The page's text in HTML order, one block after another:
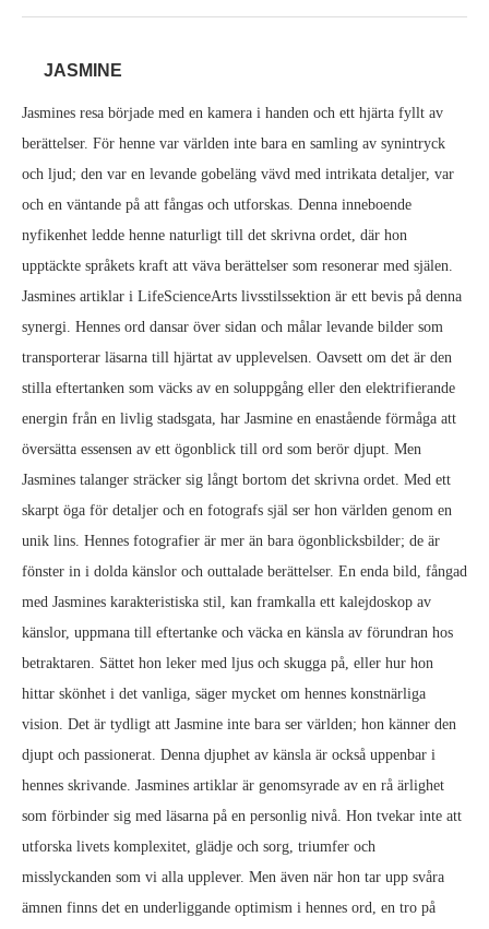
JASMINE
Jasmines resa började med en kamera i handen och ett hjärta fyllt av
berättelser. För henne var världen inte bara en samling av synintryck
och ljud; den var en levande gobeläng vävd med intrikata detaljer, var
och en väntande på att fångas och utforskas. Denna inneboende
nyfikenhet ledde henne naturligt till det skrivna ordet, där hon
upptäckte språkets kraft att väva berättelser som resonerar med själen.
Jasmines artiklar i LifeScienceArts livsstilssektion är ett bevis på denna
synergi. Hennes ord dansar över sidan och målar levande bilder som
transporterar läsarna till hjärtat av upplevelsen. Oavsett om det är den
stilla eftertanken som väcks av en soluppgång eller den elektrifierande
energin från en livlig stadsgata, har Jasmine en enastående förmåga att
översätta essensen av ett ögonblick till ord som berör djupt. Men
Jasmines talanger sträcker sig långt bortom det skrivna ordet. Med ett
skarpt öga för detaljer och en fotografs själ ser hon världen genom en
unik lins. Hennes fotografier är mer än bara ögonblicksbilder; de är
fönster in i dolda känslor och outtalade berättelser. En enda bild, fångad
med Jasmines karakteristiska stil, kan framkalla ett kalejdoskop av
känslor, uppmana till eftertanke och väcka en känsla av förundran hos
betraktaren. Sättet hon leker med ljus och skugga på, eller hur hon
hittar skönhet i det vanliga, säger mycket om hennes konstnärliga
vision. Det är tydligt att Jasmine inte bara ser världen; hon känner den
djupt och passionerat. Denna djuphet av känsla är också uppenbar i
hennes skrivande. Jasmines artiklar är genomsyrade av en rå ärlighet
som förbinder sig med läsarna på en personlig nivå. Hon tvekar inte att
utforska livets komplexitet, glädje och sorg, triumfer och
misslyckanden som vi alla upplever. Men även när hon tar upp svåra
ämnen finns det en underliggande optimism i hennes ord, en tro på